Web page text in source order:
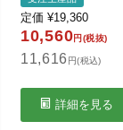
定価 ¥19,360
10,560円(税抜)
11,616 円(税込)
詳細を見る